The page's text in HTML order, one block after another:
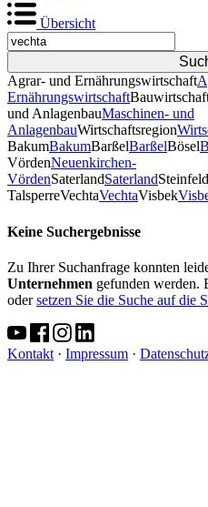
Übersicht
Agrar- und Ernährungswirtschaft
Ernährungswirtschaft
und AnlagenbauMaschinen- und
AnlagenbauWirtschaftsregion
BakumBakumBarßelBarßelBösel
VördenNeuenkirchen-
VördenSaterlandSaterlandSteinfeld
TalsperreVechtaVechtaVisbek
Keine Suchergebnisse
Zu Ihrer Suchanfrage konnten
Unternehmen gefunden werden.
odersetzen Sie die Suche auf die
Kontakt · Impressum ·